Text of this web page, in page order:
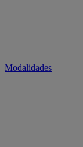
Modalidades